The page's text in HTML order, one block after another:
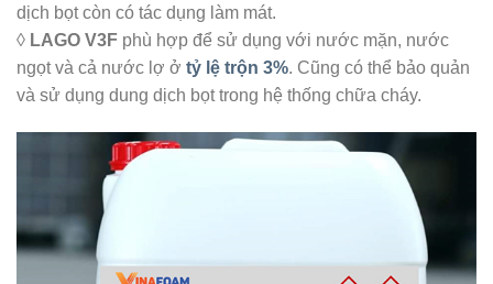
dịch bọt còn có tác dụng làm mát.
◊ LAGO V3F phù hợp để sử dụng với nước mặn, nước
ngọt và cả nước lợ ở tỷ lệ trộn 3%. Cũng có thể bảo quản
và sử dụng dung dịch bọt trong hệ thống chữa cháy.